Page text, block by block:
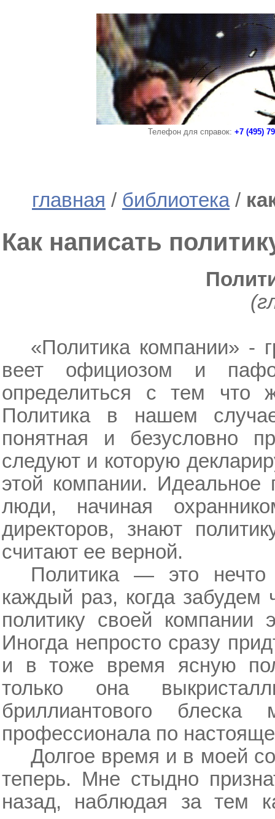
Телефон для справок: +7 (495)
главная / библиотека/
Как написать
«Политика компании» -
веет официозом и
определиться с тем что
Политика в нашем
понятная и безусловно
следуют и которую
этой компании.
люди, начиная
директоров, знают
считают ее верной.
Политика — это
каждый раз, когда
политику своей компании
Иногда непросто сразу
и в тоже время ясную
только она
бриллиантового
профессионала по
Долгое время и в моей
теперь. Мне стыдно
назад, наблюдая за тем